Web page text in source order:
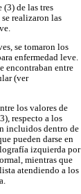
(3) de las tres
realizaron las
se tomaron los
enfermedad leve.
encontraban entre
(ver
los valores de
respecto a los
incluidos dentro de
pueden darse en
izquierda por
mientras que
atendiendo a los